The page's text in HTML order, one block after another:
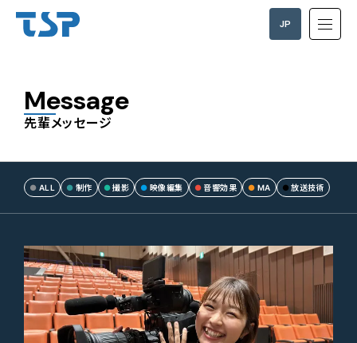
JP
Message
先輩メッセージ
ALL 制作 撮影 映像編集 音響効果 MA 放送技術